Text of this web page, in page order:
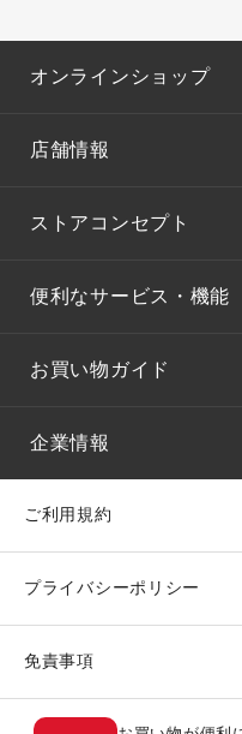
オンラインショップ
店舗情報
ストアコンセプト
便利なサービス・機能
お買い物ガイド
企業情報
ご利用規約
プライバシーポリシー
免責事項